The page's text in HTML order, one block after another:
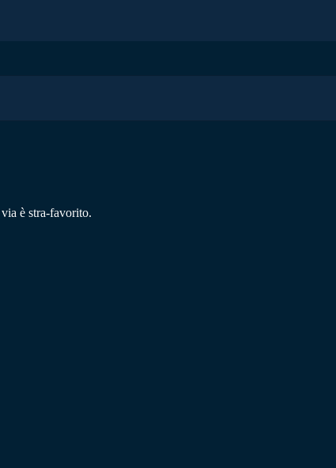
è stra-favorito.